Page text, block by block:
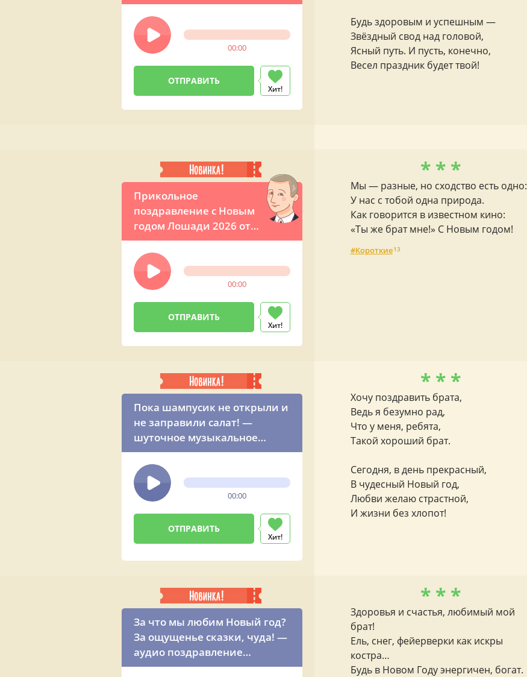
00:00
Хит!
Будь здоровым и успешным —
Звёздный свод над головой,
Ясный путь. И пусть, конечно,
Весел праздник будет твой!
Прикольное
поздравление с Новым
годом Лошади 2026 от
Путина
00:00
Хит!
* * *
Мы — разные, но сходство есть одно:
У нас с тобой одна природа.
Как говорится в известном кино:
«Ты же брат мне!» С Новым годом!
Короткие13
Пока шампусик не открыли и
не заправили салат! —
шуточное музыкальное
поздравление на Новый год
от сестры
00:00
Хит!
* * *
Хочу поздравить брата,
Ведь я безумно рад,
Что у меня, ребята,
Такой хороший брат.
Сегодня, в день прекрасный,
В чудесный Новый год,
Любви желаю страстной,
И жизни без хлопот!
За что мы любим Новый год?
За ощущенье сказки, чуда! —
аудио поздравление
красивой песней
* * *
Здоровья и счастья, любимый мой
брат!
Ель, снег, фейерверки как искры
костра…
Будь в Новом Году энергичен, богат.